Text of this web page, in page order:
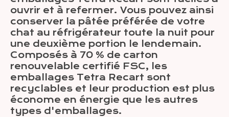
ouvrir et à refermer. Vous pouvez ainsi
conserver la pâtée préférée de votre
chat au réfrigérateur toute la nuit pour
une deuxième portion le lendemain.
Composés à 70 % de carton
renouvelable certifié FSC, les
emballages Tetra Recart sont
recyclables et leur production est plus
économe en énergie que les autres
types d'emballages.